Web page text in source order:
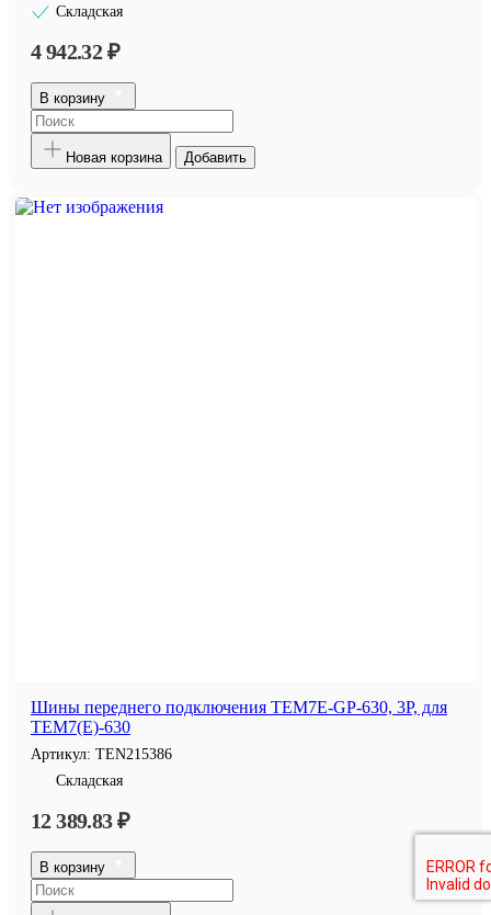
Складская
4 942.32 ₽
В корзину
Новая корзина Добавить
Шины переднего подключения TEM7E-GP-630, 3P, для
TEM7(E)-630
Артикул: TEN215386
Складская
12 389.83 ₽
В корзину